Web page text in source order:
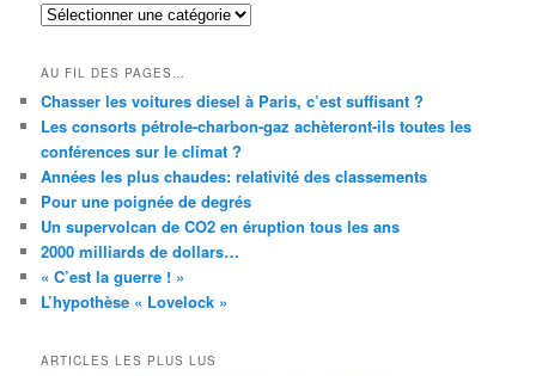
RUBRIQUES
AU FIL DES PAGES…
Chasser les voitures diesel à Paris, c’est suffisant ?
Les consorts pétrole-charbon-gaz achèteront-ils toutes les
conférences sur le climat ?
Années les plus chaudes: relativité des classements
Pour une poignée de degrés
Un supervolcan de CO2 en éruption tous les ans
2000 milliards de dollars…
« C’est la guerre ! »
L’hypothèse « Lovelock »
ARTICLES LES PLUS LUS